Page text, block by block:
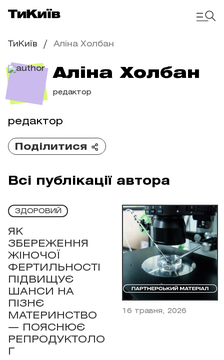
ТиКиїв Аліна Холбан
Аліна Холбан
редактор
редактор
Поділитися
Всі публікації автора
ЗДОРОВИЙ
ЯК
ЗБЕРЕЖЕННЯ
ЖІНОЧОЇ
ФЕРТИЛЬНОСТІ
ПІДВИЩУЄ
ШАНСИ НА
ПІЗНЄ
МАТЕРИНСТВО
— ПОЯСНЮЄ
РЕПРОДУКТОЛО
Г
16 травня, 2026